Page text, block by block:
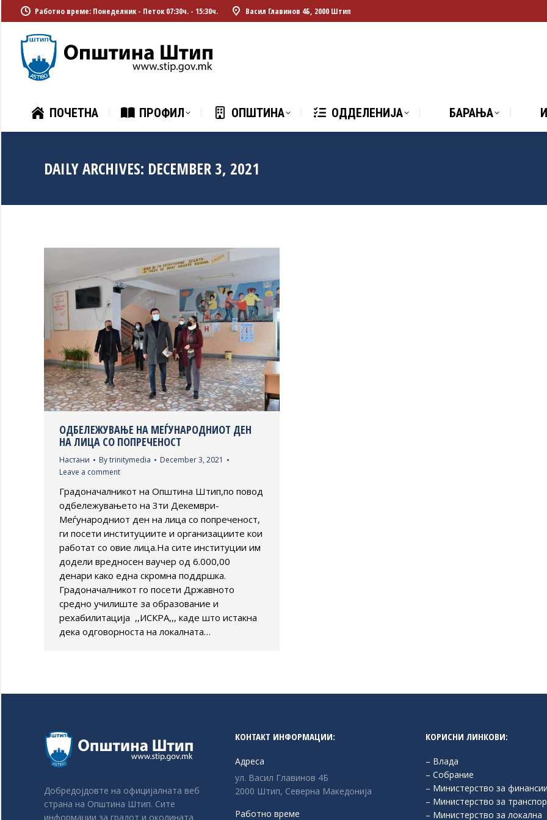
Работно време: Понеделник - Петок 07:30ч. - 15:30ч. Васил Главинов 4Б, 2000 Штип
ПОЧЕТНА ПРОФИЛ ОПШТИНА ОДДЕЛЕНИЈА БАРАЊА
DAILY ARCHIVES: DECEMBER 3, 2021
ОДБЕЛЕЖУВАЊЕ НА МЕЃУНАРОДНИОТ ДЕН
НА ЛИЦА СО ПОПРЕЧЕНОСТ
Настани Bytrinitymedia
December 3, 2021
Leave a comment
Градоначалникот на Општина Штип,по повод
одбележувањето на 3ти Декември-
Меѓународниот ден на лица со попреченост,
ги посети институциите и организациите кои
работат со овие лица.На сите институции им
додели вредносен ваучер од 6.000,00
денари како една скромна поддршка.
Градоначалникот го посети Државното
средно училиште за образование и
рехабилитација ,,ИСКРА,,, каде што истакна
дека одговорноста на локалната…
Добредојдовте на официјалната веб
страна на Општина Штип. Сите
информации за градот и околината
КОНТАКТ ИНФОРМАЦИИ:
Адреса
ул. Васил Главинов 4Б
2000 Штип, Северна Македонија
Работно време
КОРИСНИ ЛИНКОВИ:
– Влада
– Собрание
– Министерство за финансии
– Министерство за
– Министерство за локална
ПОЧЕТНА ПРОФИЛ ОПШТИНА ОДДЕЛЕНИЈА БАРАЊА